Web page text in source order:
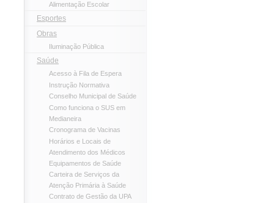
Alimentação Escolar
Esportes
Obras
Iluminação Pública
Saúde
Acesso à Fila de Espera
Instrução Normativa
Conselho Municipal de Saúde
Como funciona o SUS em
Medianeira
Cronograma de Vacinas
Horários e Locais de
Atendimento dos Médicos
Equipamentos de Saúde
Carteira de Serviços da
Atenção Primária à Saúde
Contrato de Gestão da UPA